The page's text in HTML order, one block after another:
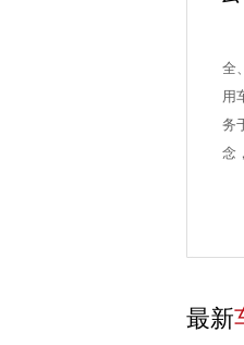
全
用
务
念
最新